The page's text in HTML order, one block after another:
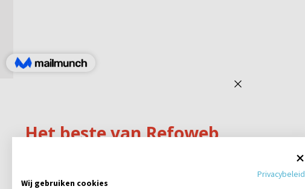
Privacybeleid
Wij gebruiken cookies